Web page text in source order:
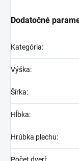
Dodatočné
Kategória:
Výška:
Šírka:
Hĺbka:
Hrúbka plechu: